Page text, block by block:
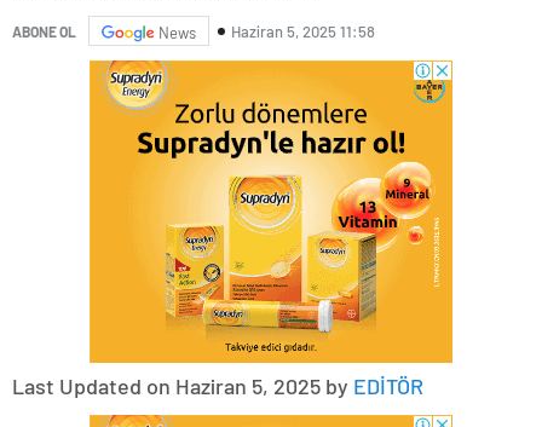
ABONE OL News Haziran 5, 2025 11:58
Last Updated on Haziran 5, 2025 by EDİTÖR